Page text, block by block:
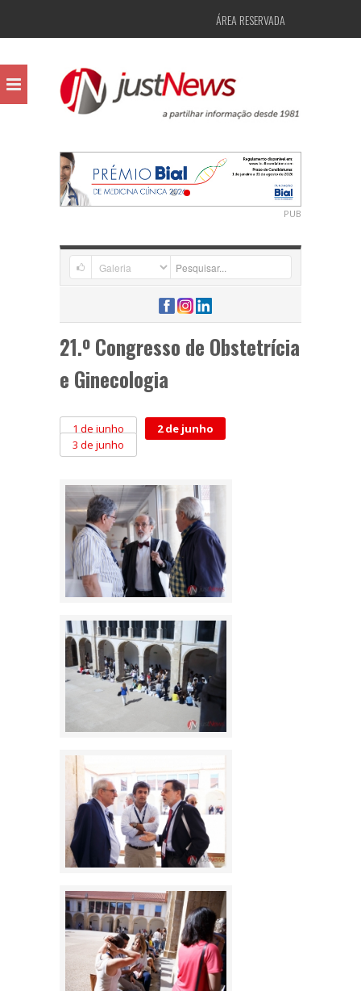
ÁREA RESERVADA
PUB
21.º Congresso de Obstetrícia
e Ginecologia
1 de junho
2 de junho
3 de junho